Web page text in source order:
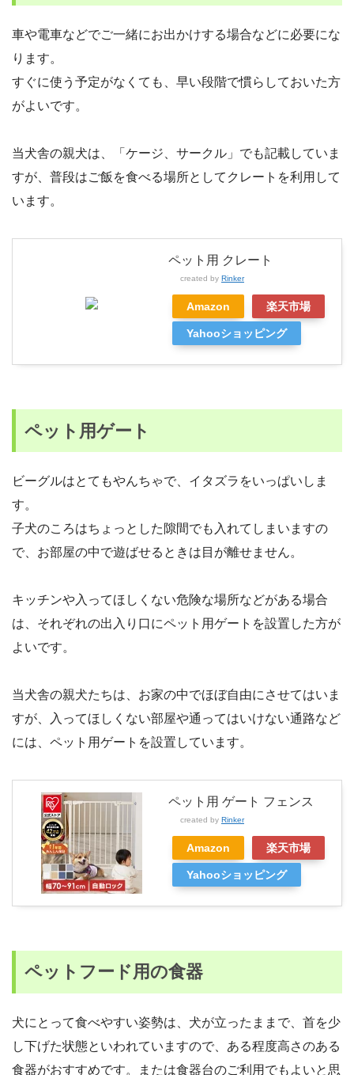
車や電車などでご一緒にお出かけする場合などに必要にな
ります。
すぐに使う予定がなくても、早い段階で慣らしておいた方
がよいです。
当犬舎の親犬は、「ケージ、サークル」でも記載していま
すが、普段はご飯を食べる場所としてクレートを利用して
います。
ペット用 クレート
created by Rinker
Amazon 楽天市場
Yahooショッピング
ペット用ゲート
ビーグルはとてもやんちゃで、イタズラをいっぱいしま
す。
子犬のころはちょっとした隙間でも入れてしまいますの
で、お部屋の中で遊ばせるときは目が離せません。
キッチンや入ってほしくない危険な場所などがある場合
は、それぞれの出入り口にペット用ゲートを設置した方が
よいです。
当犬舎の親犬たちは、お家の中でほぼ自由にさせてはいま
すが、入ってほしくない部屋や通ってはいけない通路など
には、ペット用ゲートを設置しています。
ペット用 ゲート フェンス
created by Rinker
Amazon 楽天市場
Yahooショッピング
ペットフード用の食器
犬にとって食べやすい姿勢は、犬が立ったままで、首を少
し下げた状態といわれていますので、ある程度高さのある
食器がおすすめです。または食器台のご利用でもよいと思